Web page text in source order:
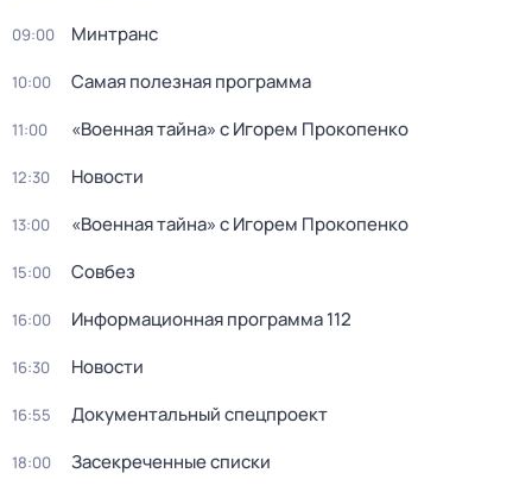
09:00 Минтранс
10:00 Самая полезная программа
11:00 «Военная тайна» с Игорем Прокопенко
12:30 Новости
13:00 «Военная тайна» с Игорем Прокопенко
15:00 Совбез
16:00 Информационная программа 112
16:30 Новости
16:55 Документальный спецпроект
18:00 Зaceкрeченные списки